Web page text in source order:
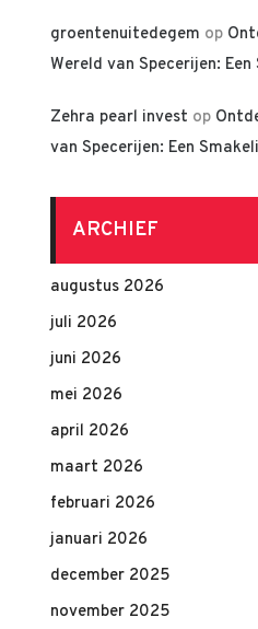
groentenuitedegem op
Wereld van Specerijen:
Zehra pearl invest op
van Specerijen: Een
ARCHIEF
augustus 2026
juli 2026
juni 2026
mei 2026
april 2026
maart 2026
februari 2026
januari 2026
december 2025
november 2025